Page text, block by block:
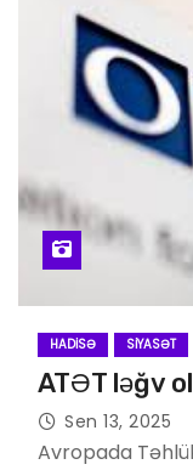
HADISƏ SIYASƏT
ATƏT ləğv
Sen 13, 2025
Avropada